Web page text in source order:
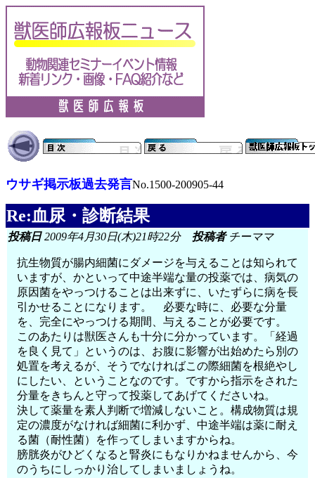
ウサギ掲示板過去発言No.1500-200905-44
Re:血尿・診断結果
投稿日2009年4月30日(木)21時22分 投稿者チーママ
抗生物質が腸内細菌にダメージを与えることは知られて
いますが、かといって中途半端な量の投薬では、病気の
原因菌をやっつけることは出来ずに、いたずらに病を長
引かせることになります。 必要な時に、必要な分量
を、完全にやっつける期間、与えることが必要です。
このあたりは獣医さんも十分に分かっています。「経過
を良く見て」というのは、お腹に影響が出始めたら別の
処置を考えるが、そうでなければこの際細菌を根絶やし
にしたい、ということなのです。ですから指示をされた
分量をきちんと守って投薬してあげてくださいね。
決して薬量を素人判断で増減しないこと。構成物質は規
定の濃度がなければ細菌に利かず、中途半端は薬に耐え
る菌（耐性菌）を作ってしまいますからね。
膀胱炎がひどくなると腎炎にもなりかねませんから、今
のうちにしっかり治してしまいましょうね。